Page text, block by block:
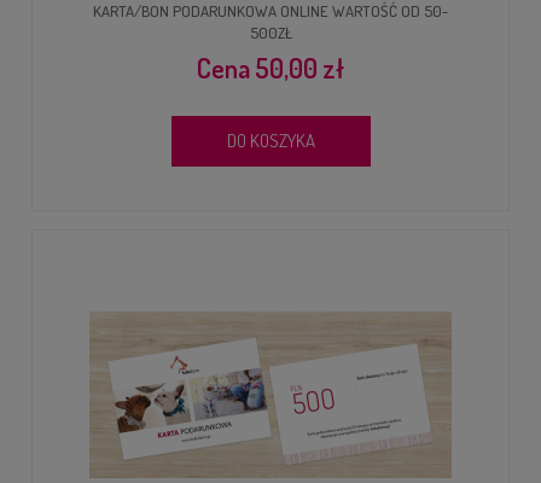
KARTA/BON PODARUNKOWA ONLINE WARTOŚĆ OD 50-
500ZŁ
50,00 zł
DO KOSZYKA